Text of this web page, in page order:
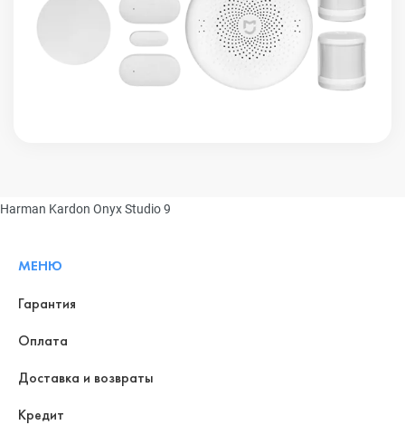
Harman Kardon Onyx Studio 9
МЕНЮ
Гарантия
Оплата
Доставка и возвраты
Кредит